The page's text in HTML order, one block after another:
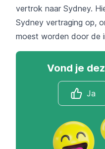
vertrok naar Sydney.
Sydney vertraging op,
moest worden door de
Vond je
Ja